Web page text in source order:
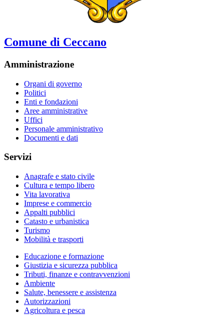
Comune di Ceccano
Amministrazione
Organi di governo
Politici
Enti e fondazioni
Aree amministrative
Uffici
Personale amministrativo
Documenti e dati
Servizi
Anagrafe e stato civile
Cultura e tempo libero
Vita lavorativa
Imprese e commercio
Appalti pubblici
Catasto e urbanistica
Turismo
Mobilità e trasporti
Educazione e formazione
Giustizia e sicurezza pubblica
Tributi, finanze e contravvenzioni
Ambiente
Salute, benessere e assistenza
Autorizzazioni
Agricoltura e pesca